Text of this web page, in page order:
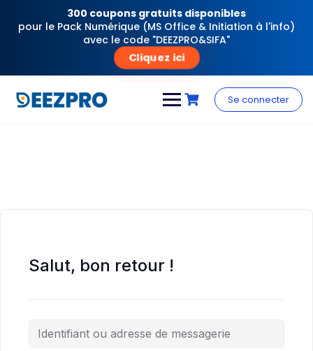
300 coupons gratuits disponibles
pour le Pack Numérique (MS Office & Initiation à l'info)
avec le code "DEEZPRO&SIFA"
Cliquez ici
content
Se connecter
Salut, bon retour !